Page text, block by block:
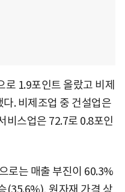
1.9포인트 올랐고 비제
. 비제조업 중 건설업은
비스업은 72.7로 0.8포인
로는 매출 부진이 60.3%